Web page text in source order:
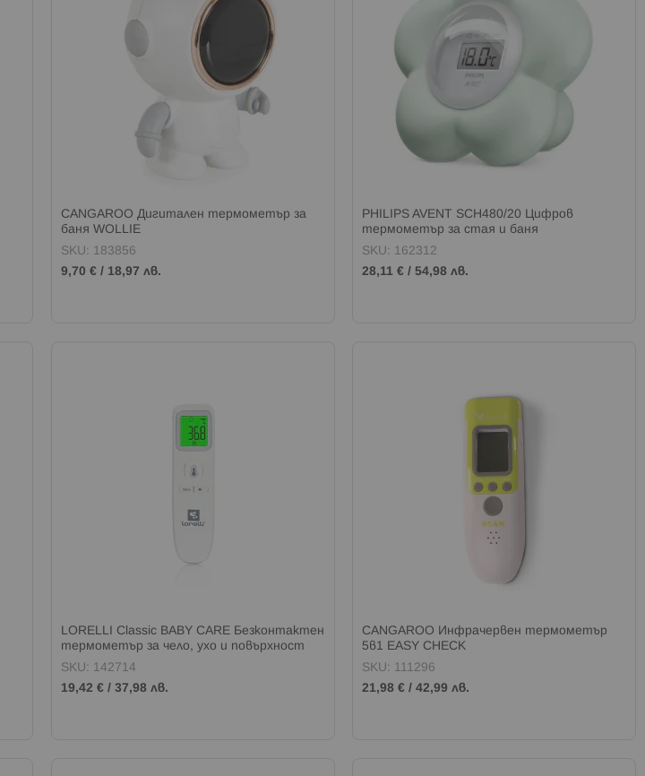
CANGAROO Дигитален термометър за
баня WOLLIE
SKU: 183856
9,70 € / 18,97 лв.
PHILIPS AVENT SCH480/20 Цифров
термометър за стая и баня
SKU: 162312
28,11 € / 54,98 лв.
LORELLI Classic BABY CARE Безконтактен
термометър за чело, ухо и повърхност
SKU: 142714
19,42 € /37,98 лв.
CANGAROO Инфрачервен термометър
5в1 EASY CHECK
SKU: 111296
21,98 € /42,99 лв.